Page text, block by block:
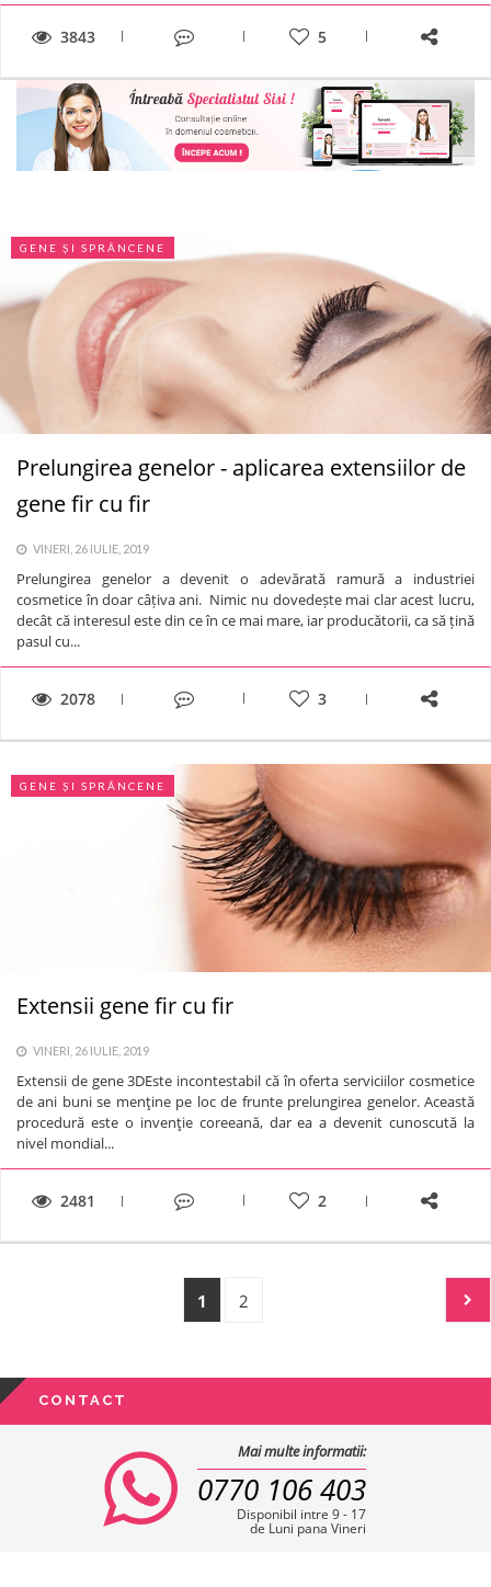
3843 5
GENE ȘI SPRÂNCENE
Prelungirea genelor - aplicarea extensiilor de
gene fir cu fir
VINERI, 26 IULIE, 2019
Prelungirea genelor a devenit o adevărată ramură a industriei
cosmetice în doar câțiva ani. Nimic nu dovedește mai clar acest lucru,
decât că interesul este din ce în ce mai mare, iar producătorii, ca să țină
pasul cu...
2078 3
GENE ȘI SPRÂNCENE
Extensii gene fir cu fir
VINERI, 26 IULIE, 2019
Extensii de gene 3DEste incontestabil că în oferta serviciilor cosmetice
de ani buni se menţine pe loc de frunte prelungirea genelor. Această
procedură este o invenţie coreeană, dar ea a devenit cunoscută la
nivel mondial...
2481 2
1 2
CONTACT
Mai multe informatii:
0770 106 403
Disponibil intre 9 - 17
de Luni pana Vineri